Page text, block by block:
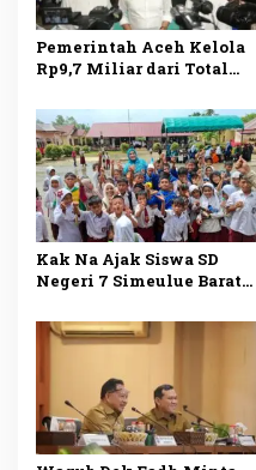
Pemerintah Aceh Kelola
Rp9,7 Miliar dari Total
Triliun untuk Pemulihan
Bencana
Kak Na Ajak Siswa SD
Negeri 7 Simeulue Barat
Masa Depan Sehat